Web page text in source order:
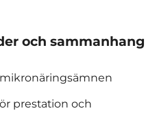
och sammanhang
prestation och